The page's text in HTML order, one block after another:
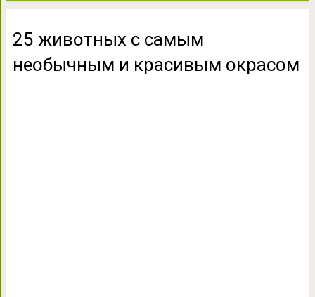
25 животных с самым
необычным и красивым окрасом